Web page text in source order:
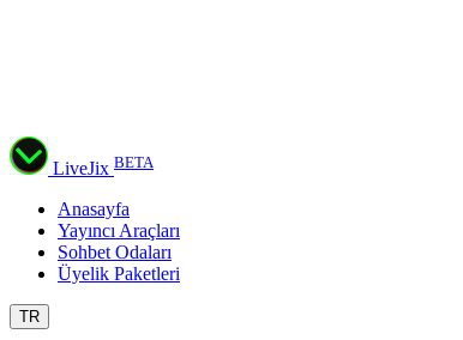
LiveJix BETA
Anasayfa
Yayıncı Araçları
Sohbet Odaları
Üyelik Paketleri
TR